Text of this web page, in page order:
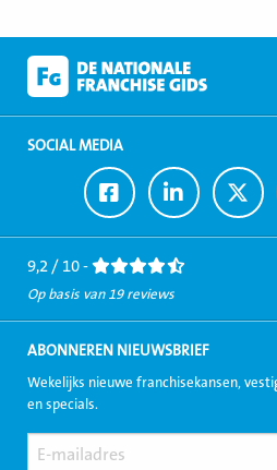
SOCIAL MEDIA
Ga
naar
Facebook
Ga
naar
LinkedIn
Ga
naar
9,2 / 10 -
Op basis van 19 reviews
ABONNEREN NIEUWSBRIEF
Wekelijks nieuwe franchisekansen,
en specials.